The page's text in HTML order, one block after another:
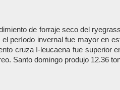
de forraje seco del
período invernal fue mayor en
cruza I-leucaena fue superior
Santo domingo produjo 12.36